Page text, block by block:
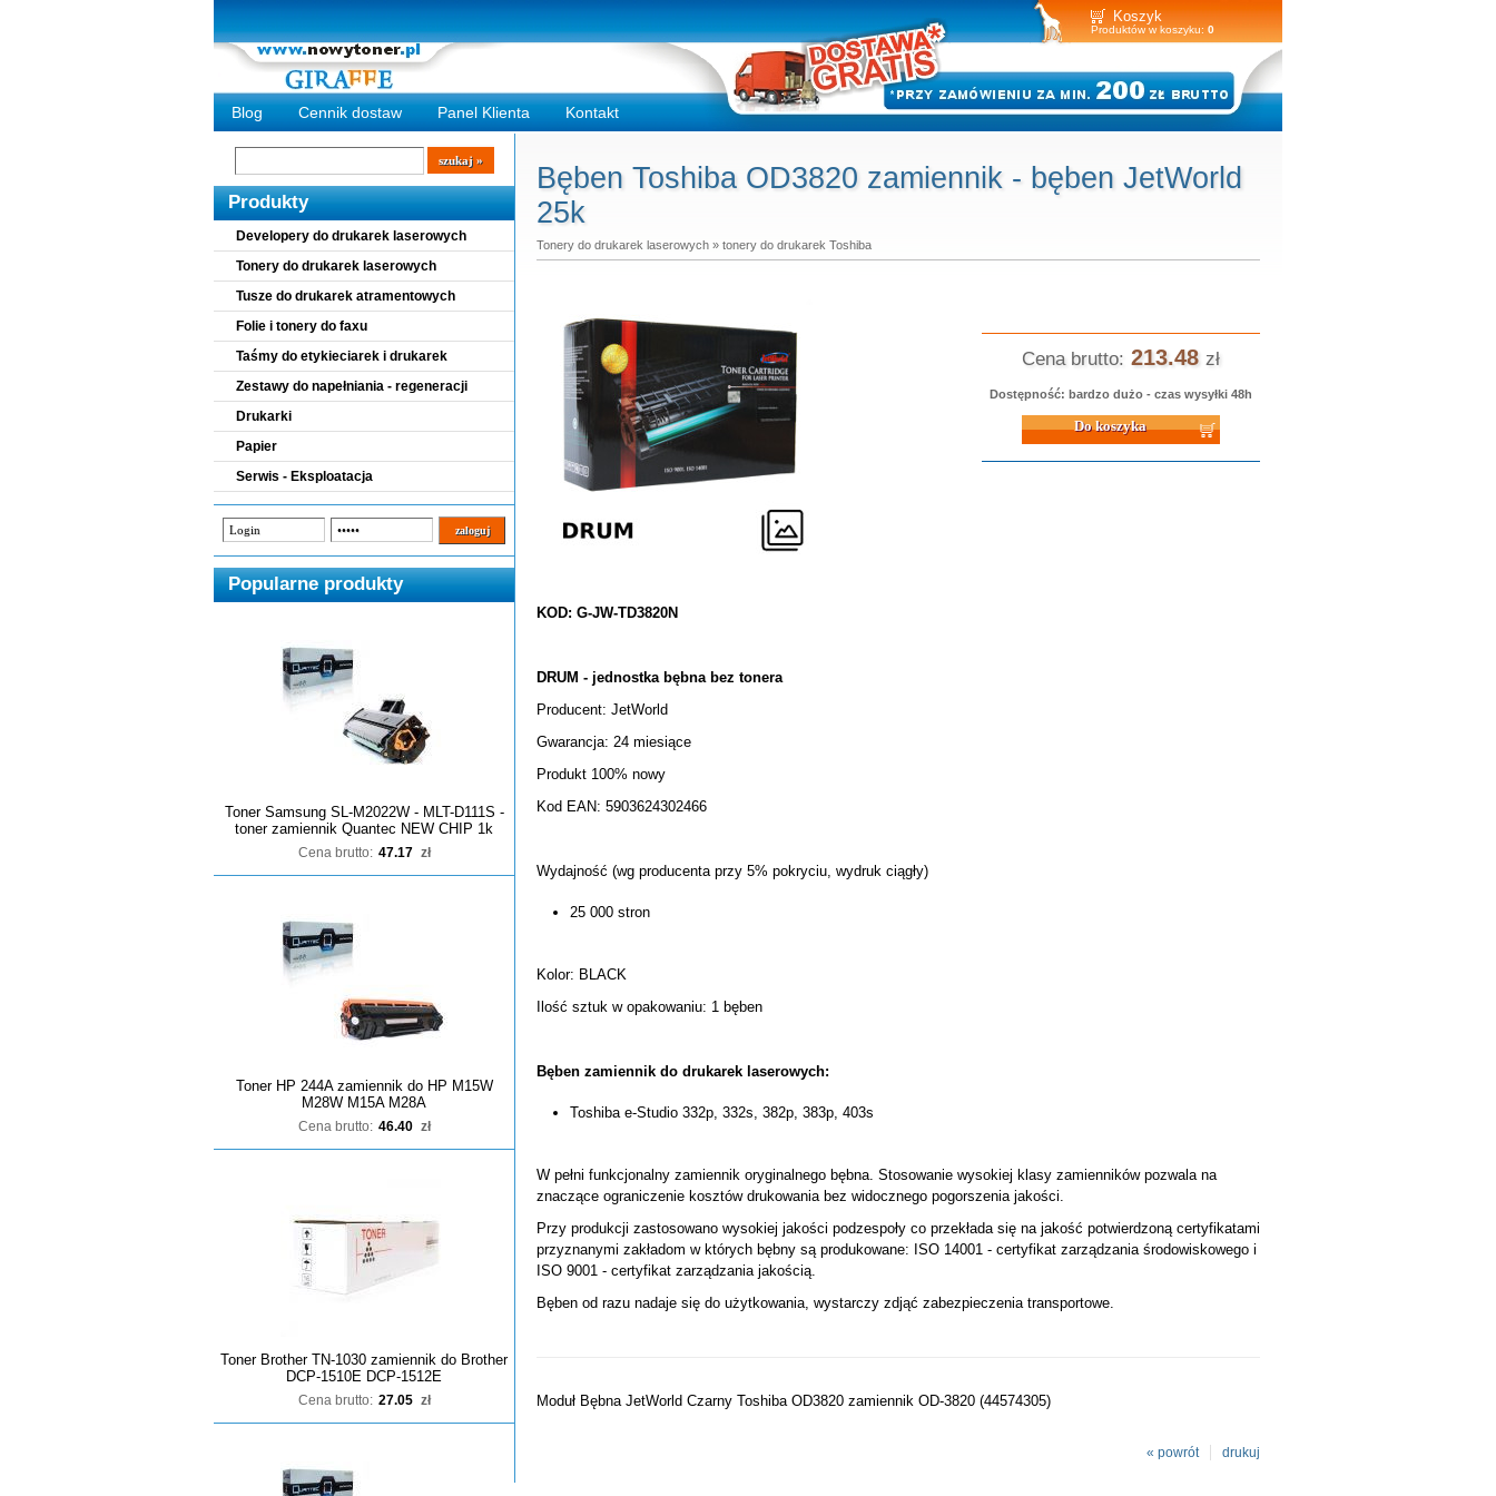
Koszyk
Produktów w koszyku: 0
Blog Cennik dostaw Panel Klienta Kontakt
Wyszukiwarka
szukaj
Produkty
Developery do drukarek laserowych
Tonery do drukarek laserowych
Tusze do drukarek atramentowych
Folie i tonery do faxu
Taśmy do etykieciarek i drukarek
Zestawy do napełniania - regeneracji
Drukarki
Papier
Serwis - Eksploatacja
Popularne produkty
Toner Samsung SL-M2022W - MLT-D111S -
toner zamiennik Quantec NEW CHIP 1k
Cena brutto: 47.17 zł
Toner HP 244A zamiennik do HP M15W
M28W M15A M28A
Cena brutto: 46.40 zł
Toner Brother TN-1030 zamiennik do Brother
DCP-1510E DCP-1512E
Cena brutto: 27.05 zł
Bęben Toshiba OD3820 zamiennik - bęben JetWorld
25k
Tonery do drukarek laserowych » tonery do drukarek Toshiba
Cena brutto: 213.48 zł
Dostępność: bardzo dużo - czas wysyłki 48h
Do koszyka
KOD: G-JW-TD3820N
DRUM - jednostka bębna bez tonera
Producent: JetWorld
Gwarancja: 24 miesiące
Produkt 100% nowy
Kod EAN: 5903624302466
Wydajność (wg producenta przy 5% pokryciu, wydruk ciągły)
25 000 stron
Kolor: BLACK
Ilość sztuk w opakowaniu: 1 bęben
Bęben zamiennik do drukarek laserowych:
Toshiba e-Studio 332p, 332s, 382p, 383p, 403s
W pełni funkcjonalny zamiennik oryginalnego bębna. Stosowanie wysokiej klasy zamienników pozwala na
znaczące ograniczenie kosztów drukowania bez widocznego pogorszenia jakości.
Przy produkcji zastosowano wysokiej jakości podzespoły co przekłada się na jakość potwierdzoną certyfikatami
przyznanymi zakładom w których bębny są produkowane: ISO 14001 - certyfikat zarządzania środowiskowego i
ISO 9001 - certyfikat zarządzania jakością.
Bęben od razu nadaje się do użytkowania, wystarczy zdjąć zabezpieczenia transportowe.
Moduł Bębna JetWorld Czarny Toshiba OD3820 zamiennik OD-3820 (44574305)
drukuj
« powrót